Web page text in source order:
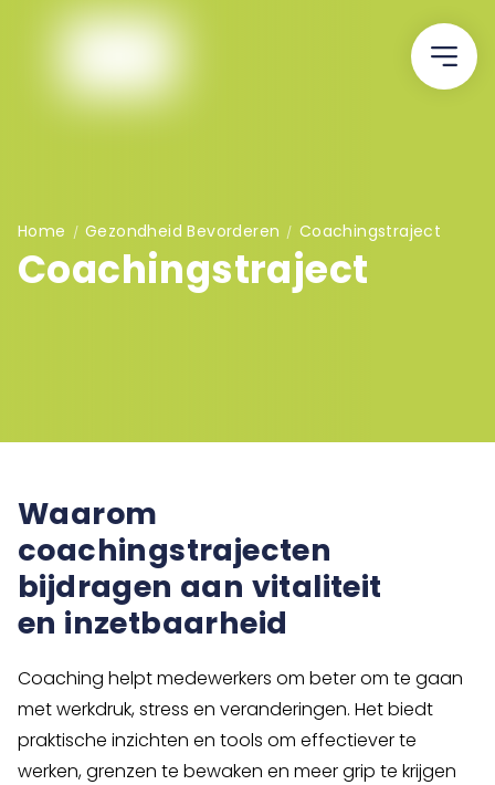
Home / Gezondheid Bevorderen / Coachingstraject
Coachingstraject
Waarom
coachingstrajecten
bijdragen aan vitaliteit
en inzetbaarheid
Coaching helpt medewerkers om beter om te gaan
met werkdruk, stress en veranderingen. Het biedt
praktische inzichten en tools om effectiever te
werken, grenzen te bewaken en meer grip te krijgen